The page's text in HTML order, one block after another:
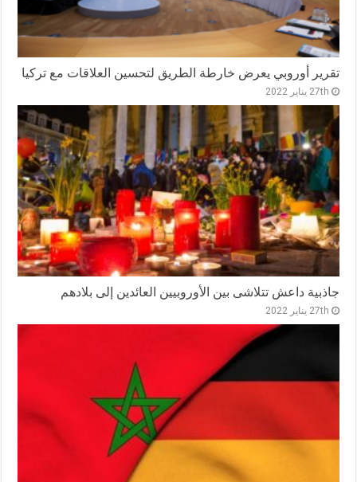
تقرير أوروبي يعرض خارطة الطريق لتحسين العلاقات مع تركيا
27th يناير 2022
جاذبية داعش تتلاشى بين الأوروبيين العائدين إلى بلادهم
27th يناير 2022